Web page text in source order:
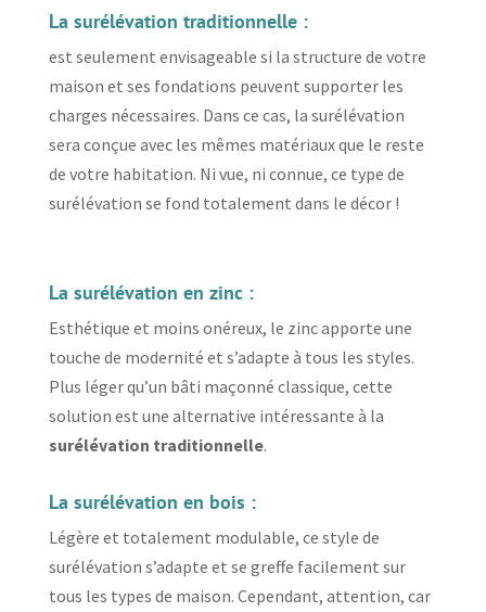
La surélévation traditionnelle :
est seulement envisageable si la structure de votre
maison et ses fondations peuvent supporter les
charges nécessaires. Dans ce cas, la surélévation
sera conçue avec les mêmes matériaux que le reste
de votre habitation. Ni vue, ni connue, ce type de
surélévation se fond totalement dans le décor !
La surélévation en zinc :
Esthétique et moins onéreux, le zinc apporte une
touche de modernité et s’adapte à tous les styles.
Plus léger qu’un bâti maçonné classique, cette
solution est une alternative intéressante à la
surélévation traditionnelle.
La surélévation en bois :
Légère et totalement modulable, ce style de
surélévation s’adapte et se greffe facilement sur
tous les types de maison. Cependant, attention, car